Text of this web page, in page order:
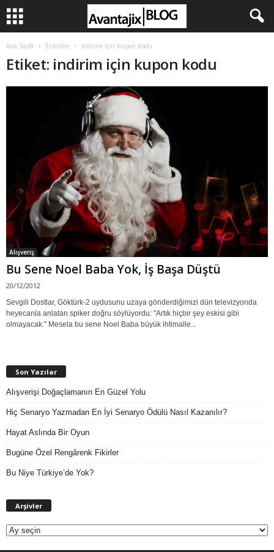
Ana Sayfa Etiketler Indirim için kupon kodu
Etiket: indirim için kupon kodu
Alışveriş
Bu Sene Noel Baba Yok, İş Başa Düştü
20/12/2012
Sevgili Dostlar, Göktürk-2 uydusunu uzaya gönderdiğimizi dün televizyonda
heyecanla anlatan spiker doğru söylüyordu: "Artık hiçbir şey eskisi gibi
olmayacak." Mesela bu sene Noel Baba büyük ihtimalle...
Son Yazılar
Alışverişi Doğaçlamanın En Güzel Yolu
Hiç Senaryo Yazmadan En İyi Senaryo Ödülü Nasıl Kazanılır?
Hayat Aslında Bir Oyun
Bugüne Özel Rengârenk Fikirler
Bu Niye Türkiye’de Yok?
Arşivler